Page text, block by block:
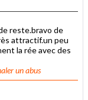
reste.bravo de
attractif.un peu
la rée avec des
un abus